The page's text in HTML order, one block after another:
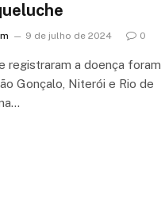
9 de julho de 2024 0
registraram a doença foram
Gonçalo, Niterói e Rio de